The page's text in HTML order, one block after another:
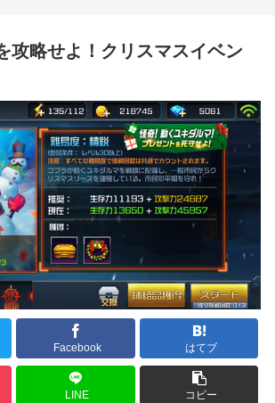
攻略せよ！クリスマスイベン
Facebook はてブ
LINE コピー